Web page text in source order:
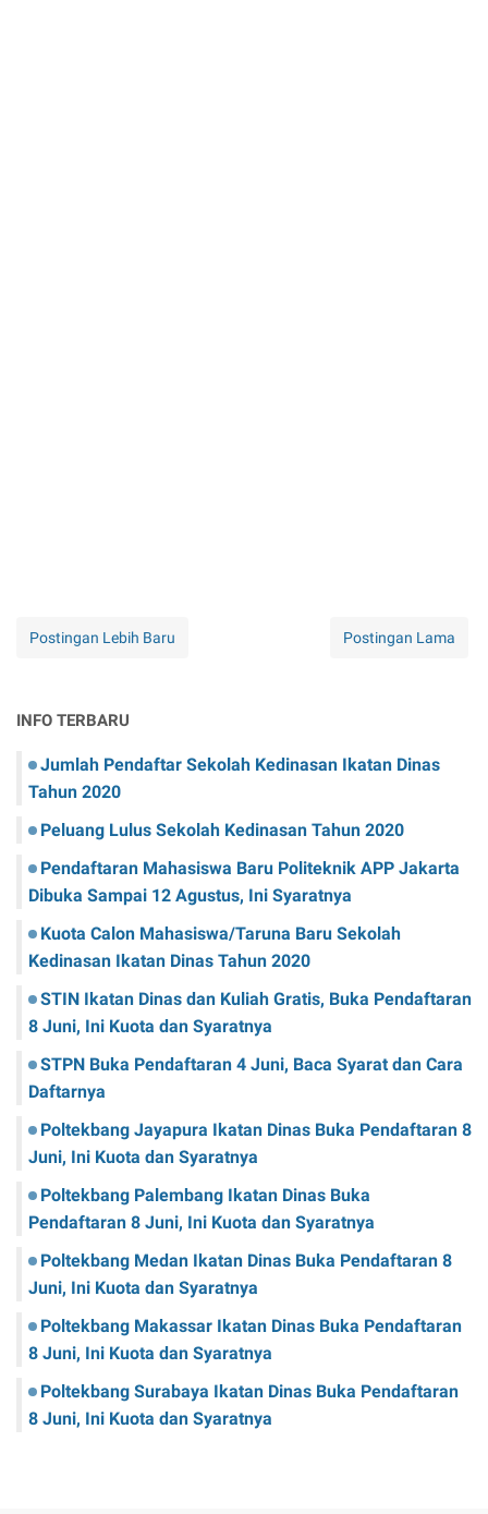
Postingan Lebih Baru Postingan Lama
INFO TERBARU
Jumlah Pendaftar Sekolah Kedinasan Ikatan Dinas
Tahun 2020
Peluang Lulus Sekolah Kedinasan Tahun 2020
Pendaftaran Mahasiswa Baru Politeknik APP Jakarta
Dibuka Sampai 12 Agustus, Ini Syaratnya
Kuota Calon Mahasiswa/Taruna Baru Sekolah
Kedinasan Ikatan Dinas Tahun 2020
STIN Ikatan Dinas dan Kuliah Gratis, Buka Pendaftaran
8 Juni, Ini Kuota dan Syaratnya
STPN Buka Pendaftaran 4 Juni, Baca Syarat dan Cara
Daftarnya
Poltekbang Jayapura Ikatan Dinas Buka Pendaftaran 8
Juni, Ini Kuota dan Syaratnya
Poltekbang Palembang Ikatan Dinas Buka
Pendaftaran 8 Juni, Ini Kuota dan Syaratnya
Poltekbang Medan Ikatan Dinas Buka Pendaftaran 8
Juni, Ini Kuota dan Syaratnya
Poltekbang Makassar Ikatan Dinas Buka Pendaftaran
8 Juni, Ini Kuota dan Syaratnya
Poltekbang Surabaya Ikatan Dinas Buka Pendaftaran
8 Juni, Ini Kuota dan Syaratnya